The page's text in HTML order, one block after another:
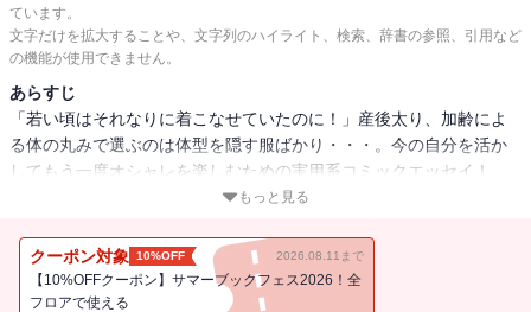
ています。
文字だけを拡大することや、文字列のハイライト、検索、辞書の参照、引用など
の機能が使用できません。
あらすじ
「若い頃はそれなりに着こなせていたのに！」産後太り、加齢によ
る体の丸みで選ぶのは体型を隠す服ばかり・・・。今の自分を活か
してもう一度オシャレを楽しむための実用系コミックエッセイ！
元アスリートで着痩せの神・おかだゆりが、体型が変わっても好き
則が楽しく学べます！
もっと見る
クーポン対象 10%OFF 2026.08.11まで
【10%OFFクーポン】サマーブックフェス2026！全
フロアで使える